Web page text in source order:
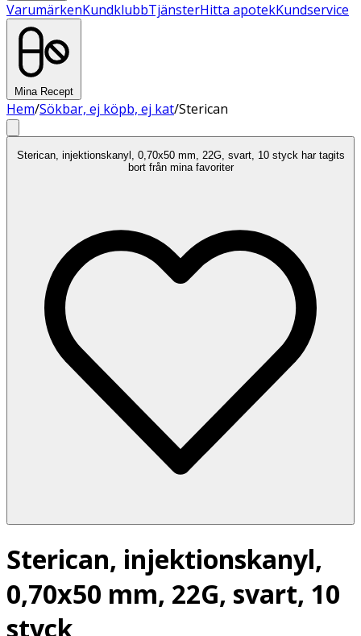
VarumärkenKundklubbTjänsterHitta apotekKundservice
Mina Recept
Hem/Sökbar, ej köpb, ej kat/Sterican
Sterican, injektionskanyl, 0,70x50 mm, 22G, svart, 10 styck har tagits
bort från mina favoriter
Sterican, injektionskanyl,
0,70x50 mm, 22G, svart, 10
styck